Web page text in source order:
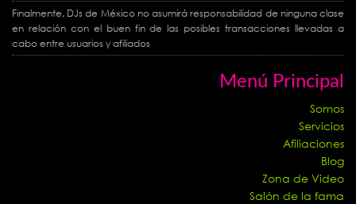
Finalmente, DJs de México no asumirá responsabilidad de ninguna clase
en relación con el buen fin de las posibles transacciones llevadas a
cabo entre usuarios y afiliados
Menú Principal
Somos
Servicios
Afiliaciones
Blog
Zona de Video
Salón de la fama